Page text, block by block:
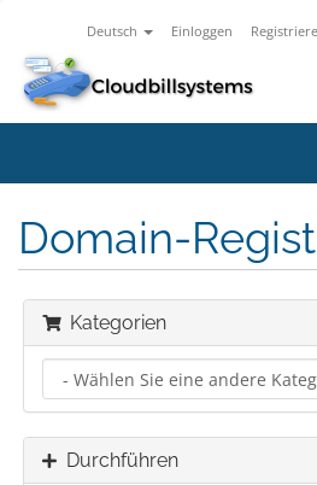
Deutsch Einloggen
Domain-
Kategorien
Durchführen